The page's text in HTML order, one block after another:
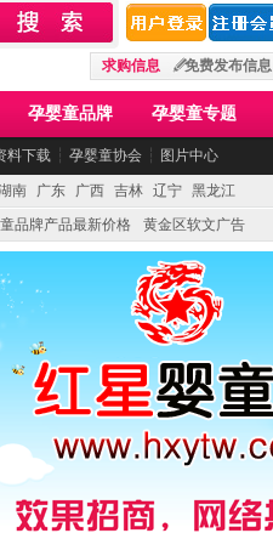
求购信息 免费发布信息
孕婴童品牌 孕婴童专题
料下载 ┆ 孕婴童协会 ┆ 图片中心
南 广东 广西 吉林 辽宁 黑龙江
品牌产品最新价格 黄金区软文广告